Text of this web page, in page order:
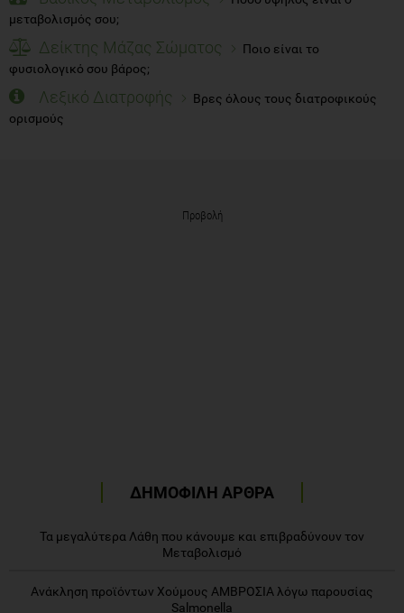
μεταβολισμός σου;
Δείκτης Μάζας Σώματος
Ποιο είναι το
φυσιολογικό σου βάρος;
Λεξικό Διατροφής
Βρες όλους τους διατροφικούς
ορισμούς
Προβολή
ΔΗΜΟΦΙΛΗ ΑΡΘΡΑ
Τα μεγαλύτερα Λάθη που κάνουμε και επιβραδύνουν τον
Μεταβολισμό
Ανάκληση προϊόντων Χούμους ΑΜΒΡΟΣΙΑ λόγω παρουσίας
Salmonella